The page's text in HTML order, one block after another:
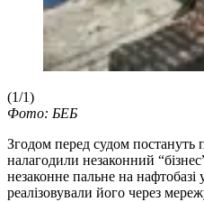
(1/1)
Фото: БЕБ
Згодом перед судом постануть
налагодили незаконний
незаконне пальне на нафтобазі
реалізовували його через